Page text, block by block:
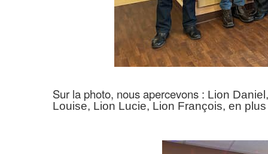
Sur la photo, nous apercevons : Lion
Louise, Lion Lucie, Lion François, en